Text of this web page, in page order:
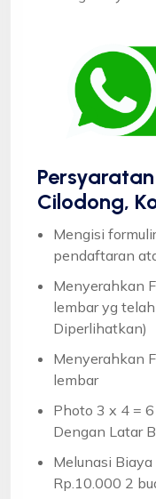
Cilodong,
Mengisi
pendaftaran
Menyerahkan
lembar yg
Diperlihatkan)
Menyerahkan
lembar
Photo 3 x 4 =
Dengan Latar
Melunasi
Rp.10.000 2